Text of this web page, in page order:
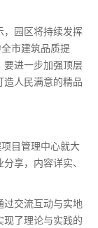
，园区将持续发挥
市建筑品质提
要进一步加强顶层
人民满意的精品
目管理中心就大
享，内容详实、
交流互动与实地
了理论与实践的